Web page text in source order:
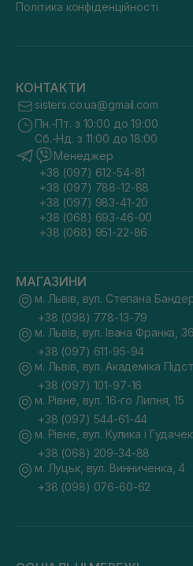
Політика конфіденційності
КОНТАКТИ
sisters.co.ua@gmail.com
Пн.-Пт. з 10:00 до 19:00
Сб.-Нд. з 11:00 до 18:00
Менеджер
+38 (097) 612-54-81
+38 (097) 788-12-88
+38 (097) 983-41-20
+38 (068) 693-46-00
+38 (068) 951-22-86
МАГАЗИНИ
м. Львів, вул. Степана
+38 (098) 778-13-79
м. Львів, вул. Івана Франка, 36
+38 (097) 611-95-94
м. Львів, вул. Академіка
+38 (097) 101-97-16
м. Рівне, вул. 16-го Липня, 15
+38 (097) 544-61-44
м. Рівне, вул. Кулика і
+38 (068) 209-34-88
м. Луцьк, вул. Винниченка, 4
+38 (098) 076-60-62